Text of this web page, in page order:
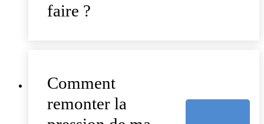
faire ?
Comment
remonter la